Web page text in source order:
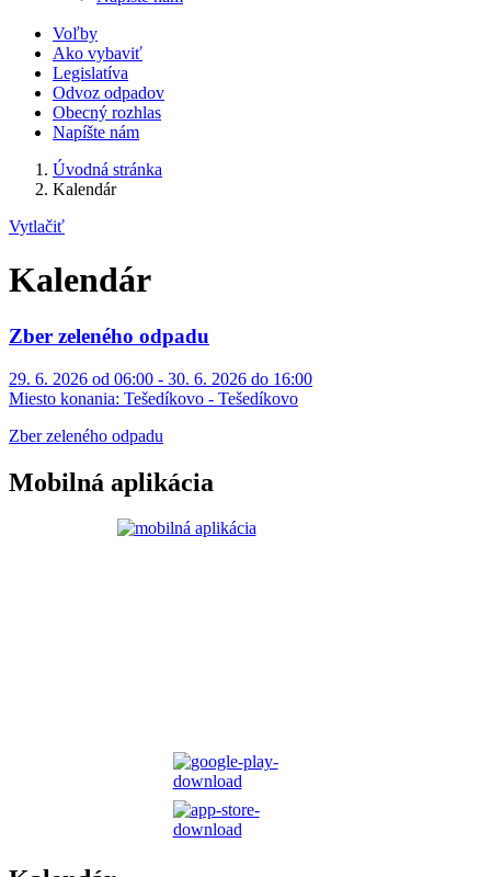
Voľby
Ako vybaviť
Legislatíva
Odvoz odpadov
Obecný rozhlas
Napíšte nám
Úvodná stránka
Kalendár
Vytlačiť
Kalendár
Zber zeleného odpadu
29. 6. 2026 od 06:00 - 30. 6. 2026 do 16:00
Miesto konania: Tešedíkovo - Tešedíkovo
Zber zeleného odpadu
Mobilná aplikácia